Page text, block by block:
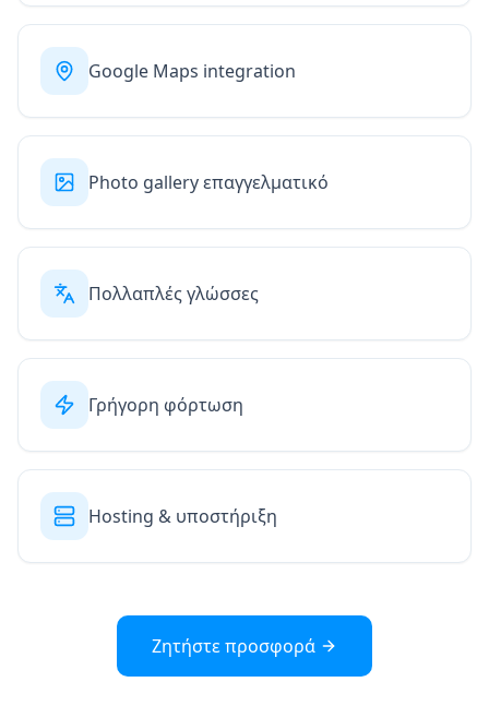
Google Maps integration
Photo gallery επαγγελματικό
Πολλαπλές γλώσσες
Γρήγορη φόρτωση
Hosting & υποστήριξη
Ζητήστε προσφορά